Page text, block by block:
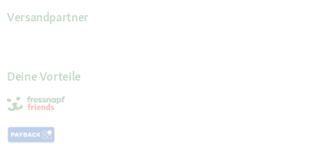
Versandpartner
Deine Vorteile